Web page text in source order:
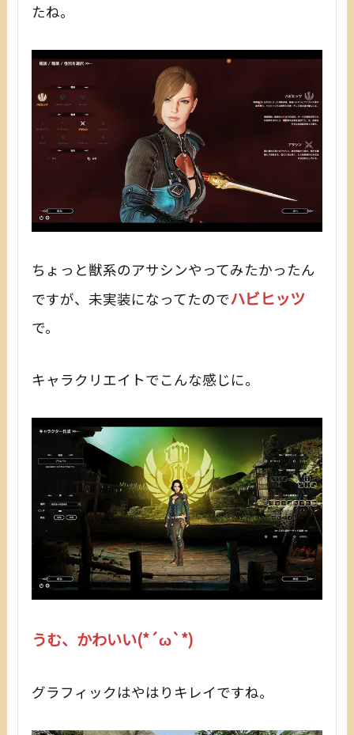
たね。
ちょっと獣系のアサシンやってみたかったん
ですが、未実装になってたのでハビヒッツ
で。
キャラクリエイトでこんな感じに。
うむ、かわいい(*´ω`*)
グラフィックはやはりキレイですね。